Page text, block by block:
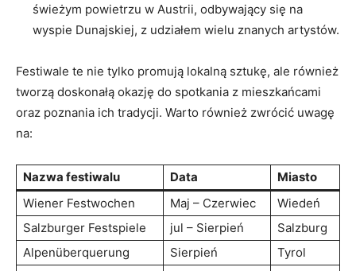
świeżym powietrzu w Austrii, odbywający się na
wyspie Dunajskiej,⁤ z udziałem wielu znanych artystów.
Festiwale te nie tylko promują lokalną sztukę, ale również
tworzą doskonałą okazję do spotkania z⁤ mieszkańcami
oraz poznania​ ich tradycji. Warto również zwrócić uwagę
na:
Nazwa festiwalu Data
Miasto
Wiener Festwochen
Maj – Czerwiec
Wiedeń
Salzburger Festspiele
jul – Sierpień
Salzburg
Alpenüberquerung
Sierpień
Tyrol